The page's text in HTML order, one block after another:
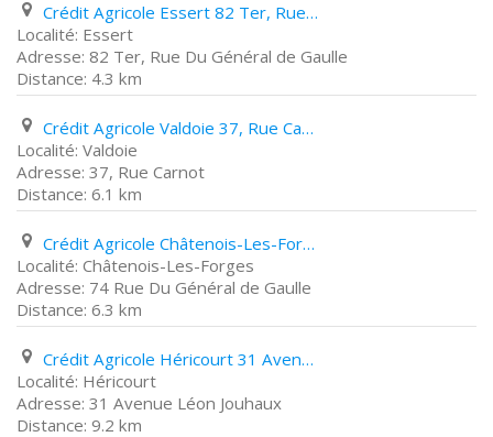
Crédit Agricole Essert 82 Ter, Rue Du Général de Gaulle
Essert
82 Ter, Rue Du Général de Gaulle
4.3 km
Crédit Agricole Valdoie 37, Rue Carnot
Valdoie
37, Rue Carnot
6.1 km
Crédit Agricole Châtenois-Les-Forges 74 Rue Du Général de Gaulle
Châtenois-Les-Forges
74 Rue Du Général de Gaulle
6.3 km
Crédit Agricole Héricourt 31 Avenue Léon Jouhaux
Héricourt
31 Avenue Léon Jouhaux
9.2 km